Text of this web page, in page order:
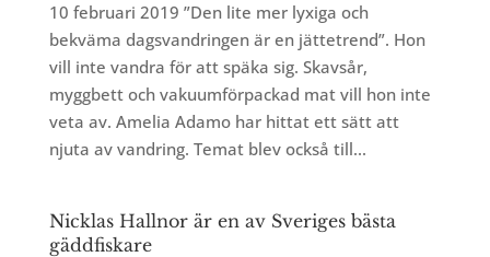
10 februari 2019 ”Den lite mer lyxiga och
bekväma dagsvandringen är en jättetrend”. Hon
vill inte vandra för att späka sig. Skavsår,
myggbett och vakuumförpackad mat vill hon inte
veta av. Amelia Adamo har hittat ett sätt att
njuta av vandring. Temat blev också till...
Nicklas Hallnor är en av Sveriges bästa
gäddfiskare